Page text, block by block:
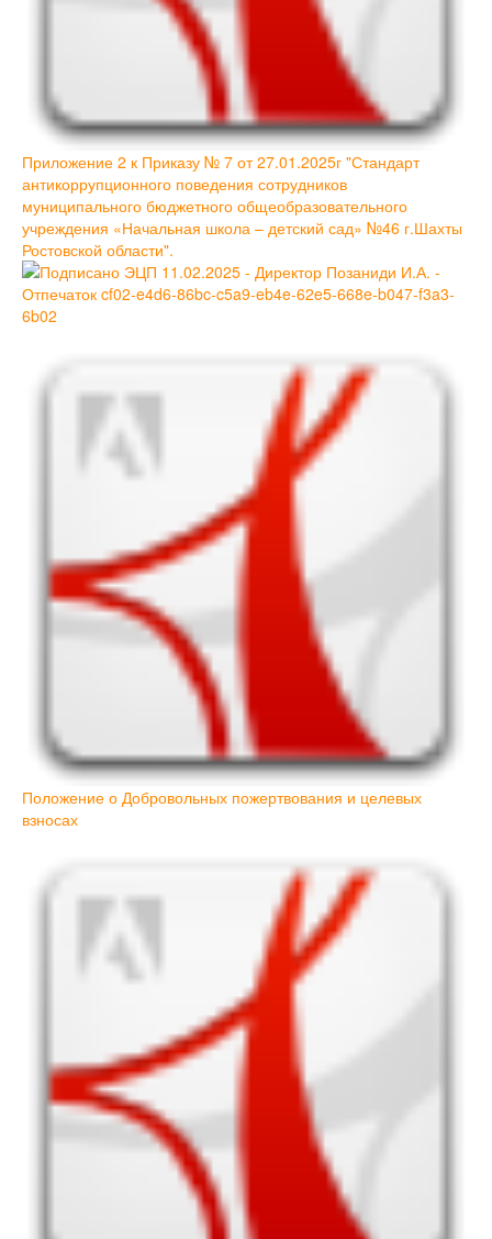
Приложение 2 к Приказу № 7 от 27.01.2025г "Стандарт
антикоррупционного поведения сотрудников
муниципального бюджетного общеобразовательного
учреждения «Начальная школа – детский сад» №46 г.Шахты
Ростовской области".
Положение о Добровольных пожертвования и целевых
взносах